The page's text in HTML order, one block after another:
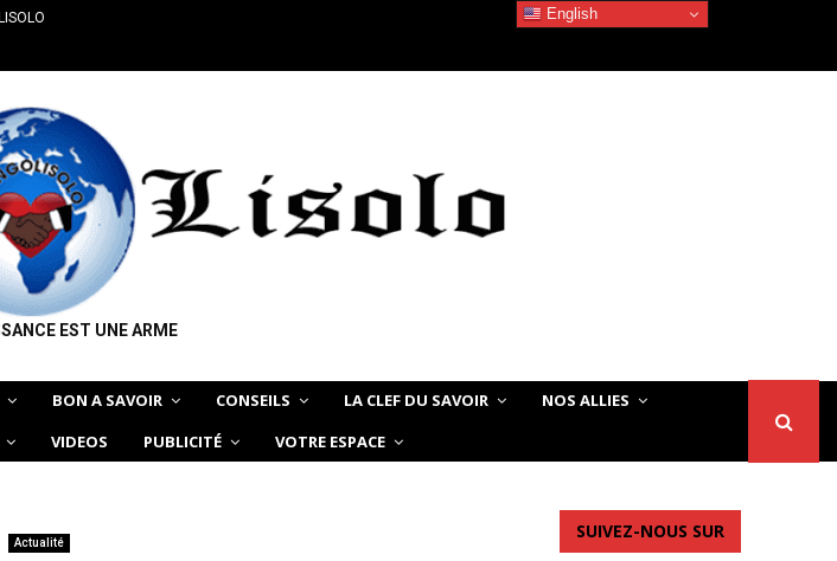
EST UNE ARME
BON A SAVOIR CONSEILS LA CLEF DU SAVOIR
NOS ALLIES
VIDEOS PUBLICITÉ VOTRE ESPACE
Actualité
SUIVEZ-NOUS SUR
English